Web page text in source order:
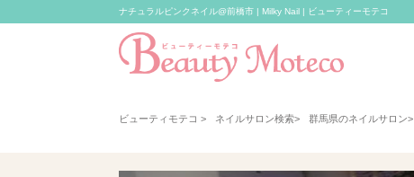
ナチュラルピンクネイル@前橋市 | Milky Nail | ビューティーモテコ
ビューティモテコ > ネイルサロン検索> 群馬県のネイルサロン>